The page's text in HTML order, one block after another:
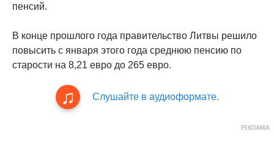
пенсий.
В конце прошлого года правительство Литвы решило
повысить с января этого года среднюю пенсию по
старости на 8,21 евро до 265 евро.
Слушайте в аудиоформате.